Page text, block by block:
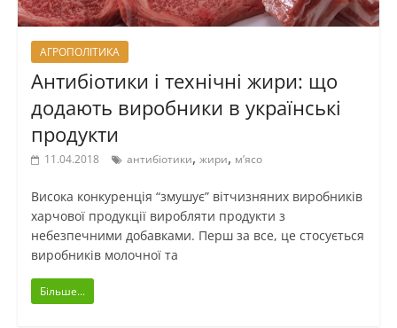
АГРОПОЛІТИКА
Антибіотики і технічні жири: що
додають виробники в українські
продукти
11.04.2018 антибіотики, жири, м’ясо
Висока конкуренція “змушує” вітчизняних виробників
харчової продукції виробляти продукти з
небезпечними добавками. Перш за все, це стосується
виробників молочної та
Більше...